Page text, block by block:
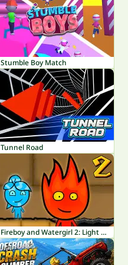
Stumble Boy Match
Tunnel Road
Fireboy and Watergirl 2: Light Temple